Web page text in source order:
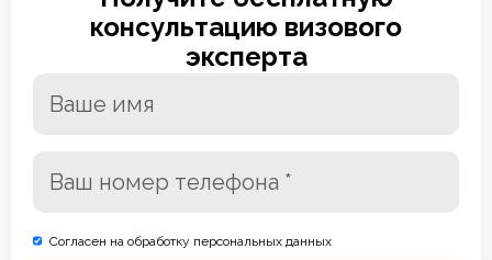
консультацию визового
эксперта
Согласен на обработку персональных данных